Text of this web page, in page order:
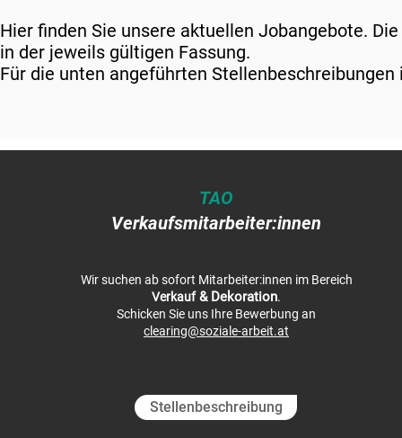
Hier finden Sie unsere aktuellen Jobangebote.
in der jeweils gültigen Fassung.
Für die unten angeführten
TAO
Verkaufsmitarbeiter:innen
Wir suchen ab sofort Mitarbeiter:innen im Bereich
Verkauf& Dekoration.
Schicken Sie uns Ihre Bewerbung an
clearing@soziale-arbeit.at
Stellenbeschreibung